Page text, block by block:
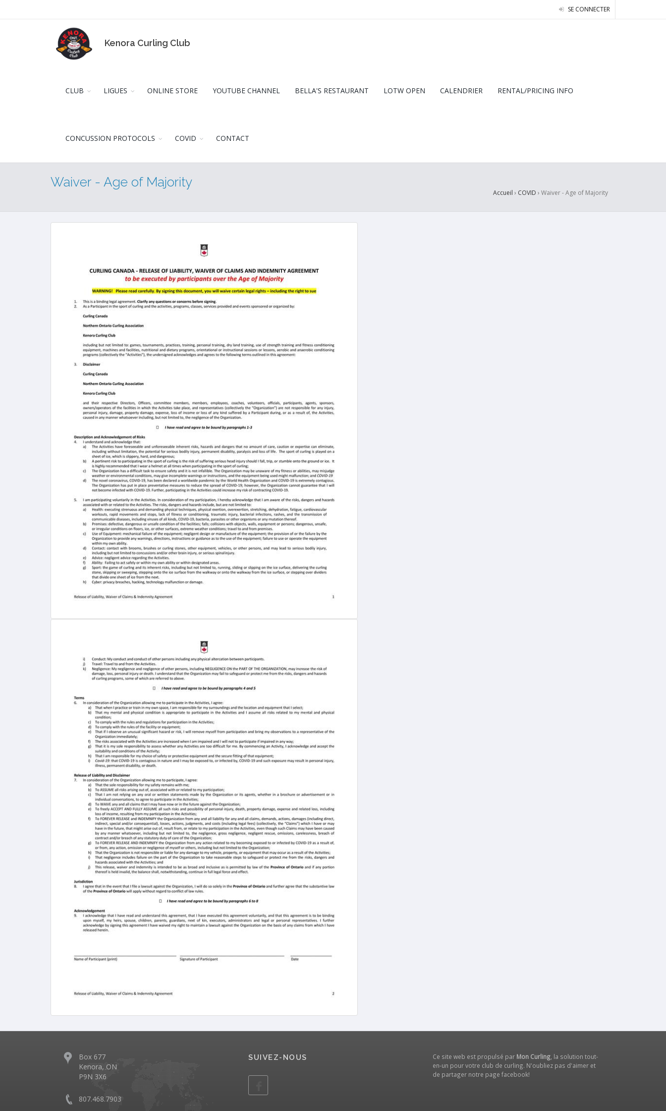
SE CONNECTER
Kenora Curling Club
CLUB LIGUES ONLINE STORE YOUTUBE CHANNEL BELLA'S RESTAURANT LOTW OPEN CALENDRIER RENTAL/PRICING INFO
CONCUSSION PROTOCOLS COVID CONTACT
Waiver - Age of Majority
Accueil › COVID › Waiver - Age of Majority
Box 677
Kenora, ON
P9N 3X6
807.468.7903
SUIVEZ-NOUS Ce site web est propulsé par Mon Curling, la solution tout-
en-un pour votre club de curling. N'oubliez pas d'aimer et
de partager notre page facebook!